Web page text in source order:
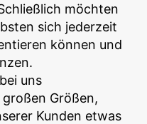
möchten
sich jederzeit
können und
uns
Größen,
Kunden etwas